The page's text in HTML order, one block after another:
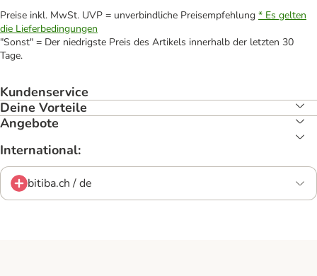
Preise inkl. MwSt. UVP = unverbindliche Preisempfehlung * Es gelten
die Lieferbedingungen
"Sonst" = Der niedrigste Preis des Artikels innerhalb der letzten 30
Tage.
Kundenservice
Deine Vorteile
Angebote
International:
bitiba.ch / de